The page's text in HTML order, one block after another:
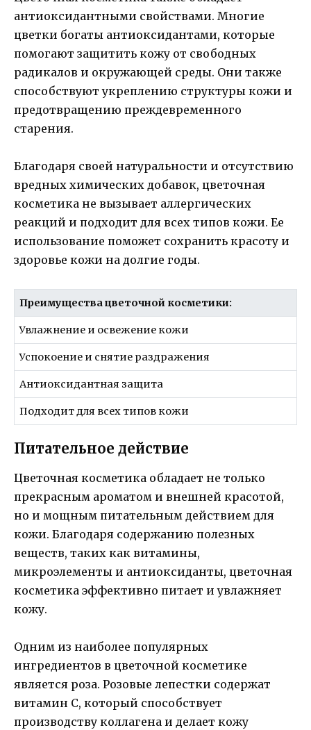
антиоксидантными свойствами. Многие
цветки богаты антиоксидантами, которые
помогают защитить кожу от свободных
радикалов и окружающей среды. Они также
способствуют укреплению структуры кожи и
предотвращению преждевременного
старения.
Благодаря своей натуральности и отсутствию
вредных химических добавок, цветочная
косметика не вызывает аллергических
реакций и подходит для всех типов кожи. Ее
использование поможет сохранить красоту и
здоровье кожи на долгие годы.
Преимущества цветочной косметики:
Увлажнение и освежение кожи
Успокоение и снятие раздражения
Антиоксидантная защита
Подходит для всех типов кожи
Питательное действие
Цветочная косметика обладает не только
прекрасным ароматом и внешней красотой,
но и мощным питательным действием для
кожи. Благодаря содержанию полезных
веществ, таких как витамины,
микроэлементы и антиоксиданты, цветочная
косметика эффективно питает и увлажняет
кожу.
Одним из наиболее популярных
ингредиентов в цветочной косметике
является роза. Розовые лепестки содержат
витамин С, который способствует
производству коллагена и делает кожу